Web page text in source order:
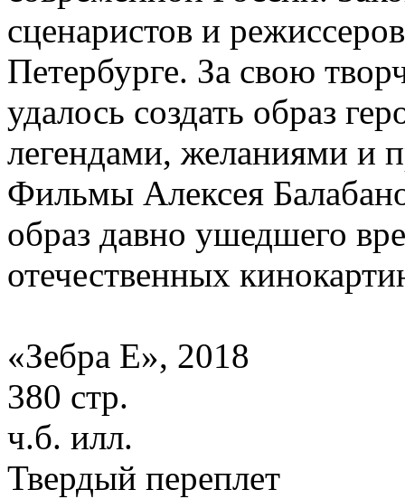
сценаристов и
Петербурге. За свою
удалось создать образ
легендами, желаниями и
Фильмы Алексея
образ давно ушедшего
отечественных
«Зебра Е», 2018
380 стр.
ч.б. илл.
Твердый переплет